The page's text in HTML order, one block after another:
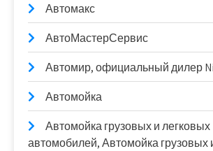
Автомакс
АвтоМастерСервис
Автомир, официальный дилер
Автомойка
Автомойка грузовых и легковых
автомобилей, Автомойка грузовых